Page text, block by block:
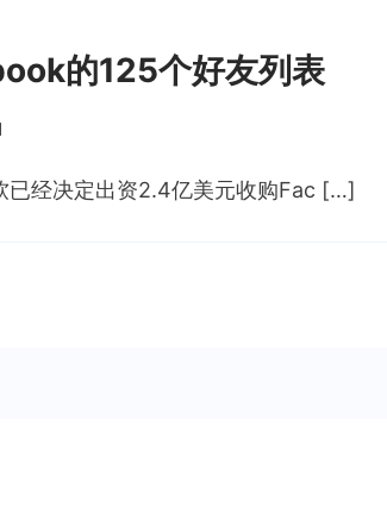
的125个好友列表
已经决定出资2.4亿美元收购Fac […]